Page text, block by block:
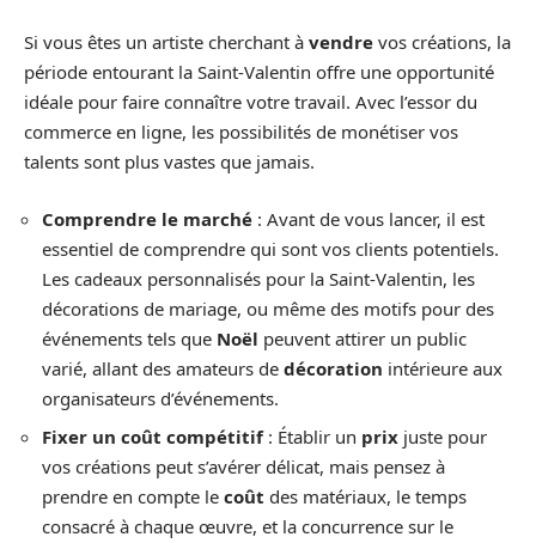
Si vous êtes un artiste cherchant à vendre vos créations, la
période entourant la Saint-Valentin offre une opportunité
idéale pour faire connaître votre travail. Avec l’essor du
commerce en ligne, les possibilités de monétiser vos
talents sont plus vastes que jamais.
Comprendre le marché : Avant de vous lancer, il est
essentiel de comprendre qui sont vos clients potentiels.
Les cadeaux personnalisés pour la Saint-Valentin, les
décorations de mariage, ou même des motifs pour des
événements tels que Noël peuvent attirer un public
varié, allant des amateurs de décoration intérieure aux
organisateurs d’événements.
Fixer un coût compétitif: Établir un prix juste pour
vos créations peut s’avérer délicat, mais pensez à
prendre en compte le coût des matériaux, le temps
consacré à chaque œuvre, et la concurrence sur le